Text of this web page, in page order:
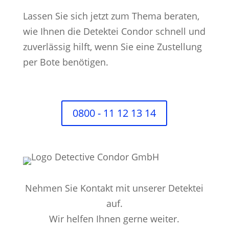
Lassen Sie sich jetzt zum Thema beraten,
wie Ihnen die Detektei Condor schnell und
zuverlässig hilft, wenn Sie eine Zustellung
per Bote benötigen.
0800 - 11 12 13 14
Nehmen Sie Kontakt mit unserer Detektei
auf.
Wir helfen Ihnen gerne weiter.